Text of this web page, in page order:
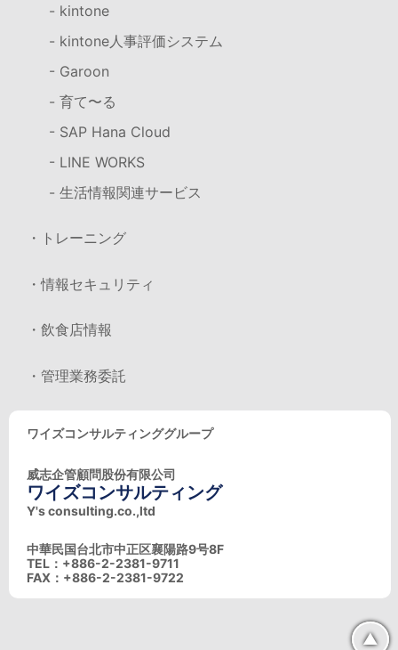
- kintone
- kintone人事評価システム
- Garoon
- 育て〜る
- SAP Hana Cloud
- LINE WORKS
- 生活情報関連サービス
・トレーニング
・情報セキュリティ
・飲食店情報
・管理業務委託
ワイズコンサルティンググループ
威志企管顧問股份有限公司
ワイズコンサルティング
Y's consulting.co.,ltd
中華民国台北市中正区襄陽路9号8F
TEL：+886-2-2381-9711
FAX：+886-2-2381-9722
▲